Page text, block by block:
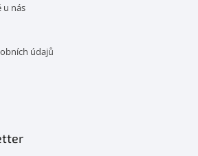
u nás
údajů